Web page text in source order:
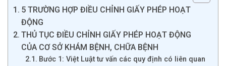
5 TRƯỜNG HỢP ĐIỀU CHỈNH GIẤY PHÉP HOẠT
ĐỘNG
THỦ TỤC ĐIỀU CHỈNH GIẤY PHÉP HOẠT ĐỘNG
CỦA CƠ SỞ KHÁM BỆNH, CHỮA BỆNH
Bước 1: Việt Luật tư vấn các quy định có liên quan